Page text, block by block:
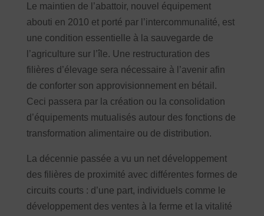
Le maintien de l’abattoir, nouvel équipement
abouti en 2010 et porté par l’intercommunalité, est
une condition essentielle à la sauvegarde de
l’agriculture sur l’île. Une restructuration des
filières d’élevage sera nécessaire à l’avenir afin
de conforter son approvisionnement en bétail.
Ceci passera par la création ou la consolidation
d’équipements mutualisés autour des fonctions de
transformation alimentaire ou de distribution.
La décennie passée a vu un net développement
des filières de proximité avec différentes formes de
circuits courts : d’une part, individuels comme le
développement des ventes à la ferme et la vitalité